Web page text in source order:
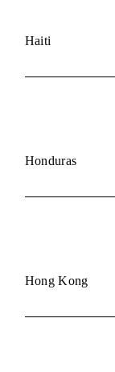
Haiti
Honduras
Hong Kong